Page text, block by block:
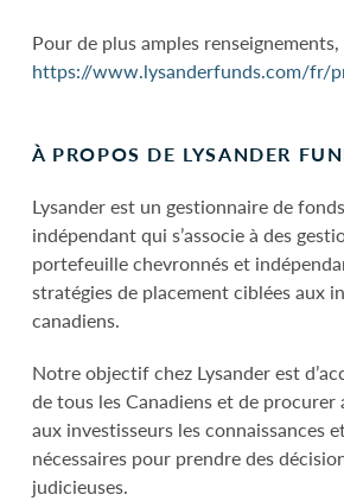
Pour de plus amples
https://www.lysanderfunds.com/fr/
À PROPOS DE LYSANDER
Lysander est un gestionnaire de
indépendant qui s’associe à des
portefeuille chevronnés et
stratégies de placement ciblées aux
canadiens.
Notre objectif chez Lysander est
de tous les Canadiens et de procurer
aux investisseurs les connaissances
nécessaires pour prendre des
judicieuses.